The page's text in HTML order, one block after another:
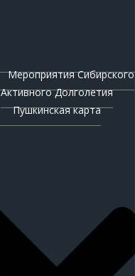
Мероприятия Сибирского
Активного Долголетия
Пушкинская карта